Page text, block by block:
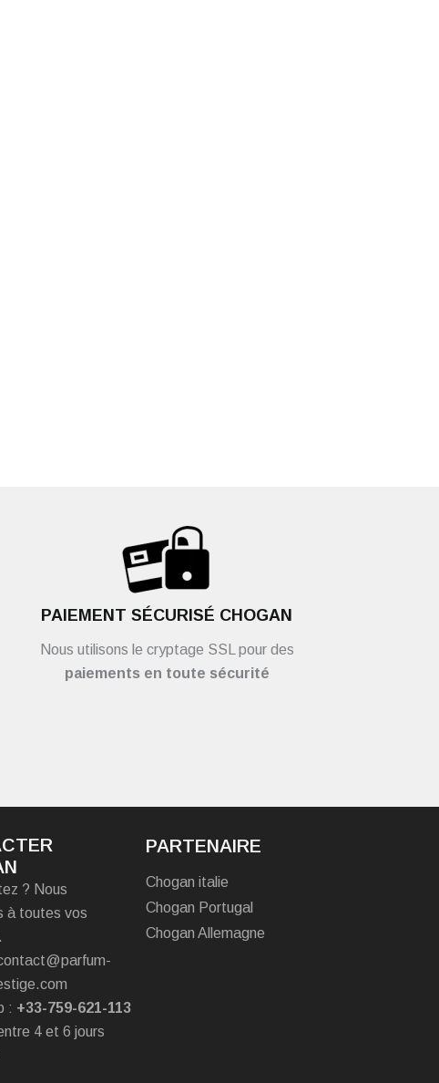
PAIEMENT SÉCURISÉ CHOGAN
Nous utilisons le cryptage SSL pour des
paiements en toute sécurité
? Nous
à toutes vos
: +33-759-621-113
4 et 6 jours
PARTENAIRE
Chogan italie
Chogan Portugal
Chogan Allemagne